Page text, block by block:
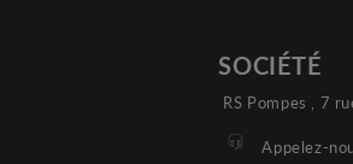
SOCIÉTÉ
RS Pompes , 7
Appelez-